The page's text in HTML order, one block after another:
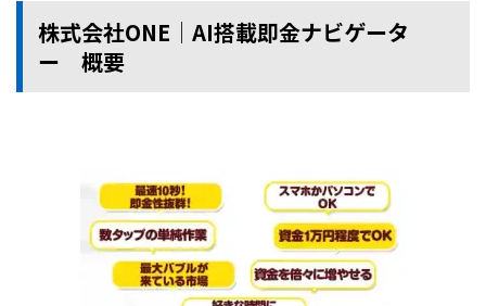
株式会社ONE│AI搭載即金ナビゲータ
ー 概要